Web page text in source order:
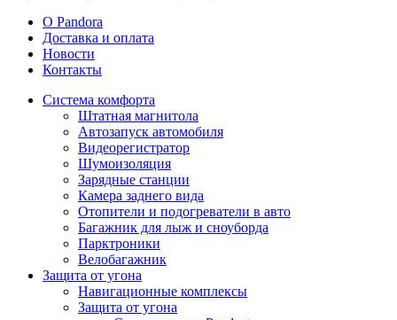
O Pandora
Доставка и оплата
Новости
Контакты
Система комфорта
Штатная магнитола
Автозапуск автомобиля
Видеорегистратор
Шумоизоляция
Зарядные станции
Камера заднего вида
Отопители и подогреватели в авто
Багажник для лыж и сноуборда
Парктроники
Велобагажник
Защита от угона
Навигационные комплексы
Защита от угона